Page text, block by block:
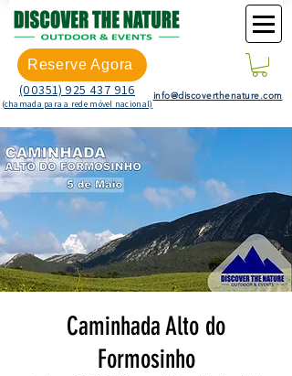
Reserve Agora
(00351) 925 437 916
(chamada para a rede móvel nacional)
info@discoverthenature.com
Caminhada Alto do
Formosinho